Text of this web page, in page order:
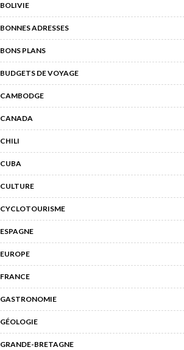
BOLIVIE
BONNES ADRESSES
BONS PLANS
BUDGETS DE VOYAGE
CAMBODGE
CANADA
CHILI
CUBA
CULTURE
CYCLOTOURISME
ESPAGNE
EUROPE
FRANCE
GASTRONOMIE
GÉOLOGIE
GRANDE-BRETAGNE